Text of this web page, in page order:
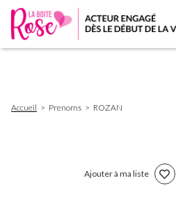
d'Ariane
Accueil Prenoms ROZAN
Ajouter à ma liste